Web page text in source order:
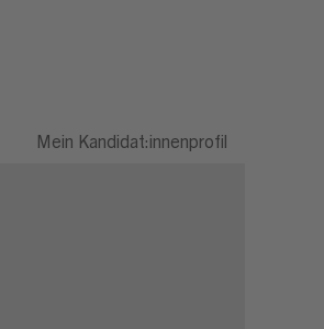
Mein Kandidat:innenprofil